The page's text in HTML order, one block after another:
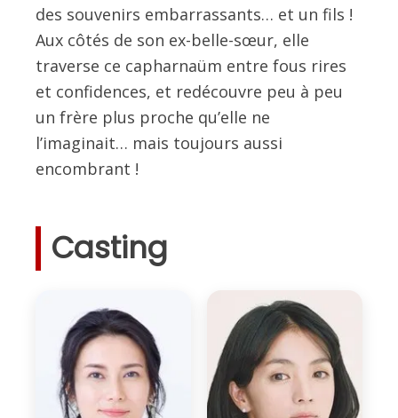
des souvenirs embarrassants… et un fils !
Aux côtés de son ex-belle-sœur, elle
traverse ce capharnaüm entre fous rires
et confidences, et redécouvre peu à peu
un frère plus proche qu’elle ne
l’imaginait… mais toujours aussi
encombrant !
Casting